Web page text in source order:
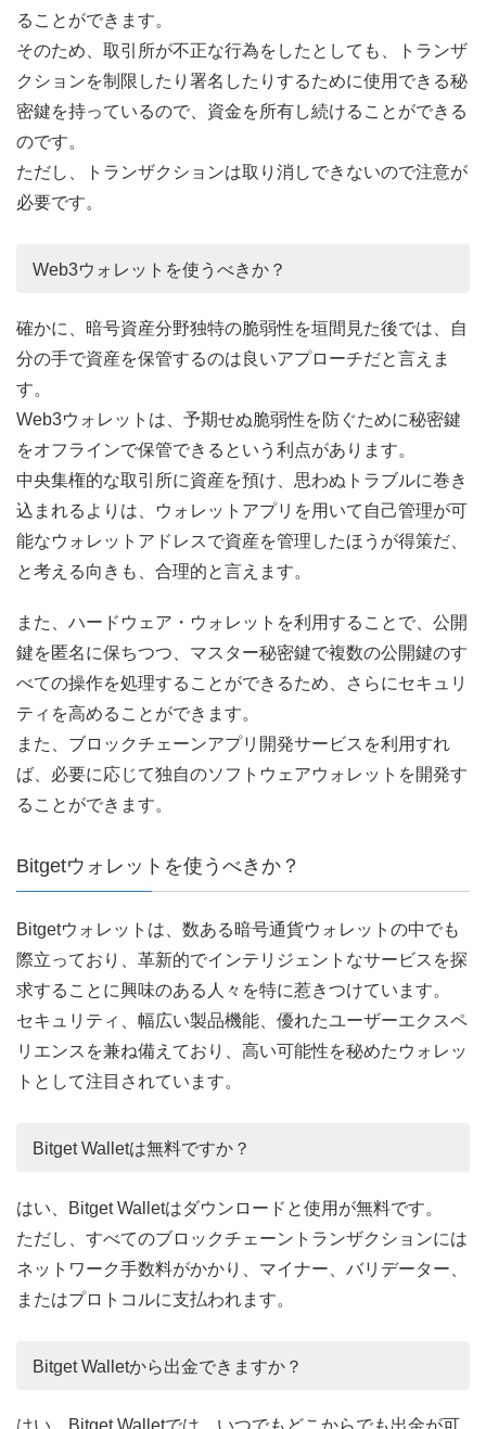
ることができます。
そのため、取引所が不正な行為をしたとしても、トランザ
クションを制限したり署名したりするために使用できる秘
密鍵を持っているので、資金を所有し続けることができる
のです。
ただし、トランザクションは取り消しできないので注意が
必要です。
Web3ウォレットを使うべきか？
確かに、暗号資産分野独特の脆弱性を垣間見た後では、自
分の手で資産を保管するのは良いアプローチだと言えま
す。
Web3ウォレットは、予期せぬ脆弱性を防ぐために秘密鍵
をオフラインで保管できるという利点があります。
中央集権的な取引所に資産を預け、思わぬトラブルに巻き
込まれるよりは、ウォレットアプリを用いて自己管理が可
能なウォレットアドレスで資産を管理したほうが得策だ、
と考える向きも、合理的と言えます。
また、ハードウェア・ウォレットを利用することで、公開
鍵を匿名に保ちつつ、マスター秘密鍵で複数の公開鍵のす
べての操作を処理することができるため、さらにセキュリ
ティを高めることができます。
また、ブロックチェーンアプリ開発サービスを利用すれ
ば、必要に応じて独自のソフトウェアウォレットを開発す
ることができます。
Bitgetウォレットを使うべきか？
Bitgetウォレットは、数ある暗号通貨ウォレットの中でも
際立っており、革新的でインテリジェントなサービスを探
求することに興味のある人々を特に惹きつけています。
セキュリティ、幅広い製品機能、優れたユーザーエクスペ
リエンスを兼ね備えており、高い可能性を秘めたウォレッ
トとして注目されています。
Bitget Walletは無料ですか？
はい、Bitget Walletはダウンロードと使用が無料です。
ただし、すべてのブロックチェーントランザクションには
ネットワーク手数料がかかり、マイナー、バリデーター、
またはプロトコルに支払われます。
Bitget Walletから出金できますか？
はい、Bitget Walletでは、いつでもどこからでも出金が可